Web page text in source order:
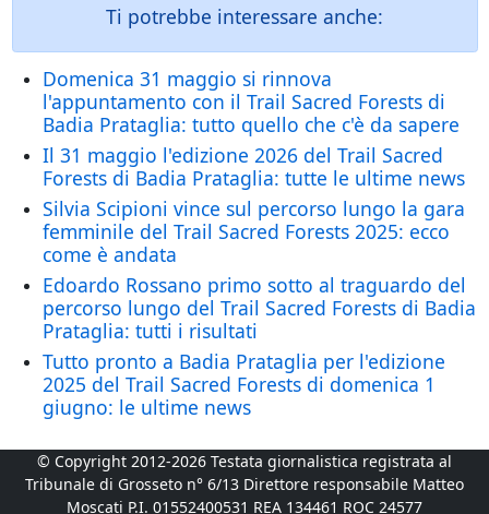
Ti potrebbe interessare anche:
Domenica 31 maggio si rinnova
l'appuntamento con il Trail Sacred Forests di
Badia Prataglia: tutto quello che c'è da sapere
Il 31 maggio l'edizione 2026 del Trail Sacred
Forests di Badia Prataglia: tutte le ultime news
Silvia Scipioni vince sul percorso lungo la gara
femminile del Trail Sacred Forests 2025: ecco
come è andata
Edoardo Rossano primo sotto al traguardo del
percorso lungo del Trail Sacred Forests di Badia
Prataglia: tutti i risultati
Tutto pronto a Badia Prataglia per l'edizione
2025 del Trail Sacred Forests di domenica 1
giugno: le ultime news
© Copyright 2012-2026 Testata giornalistica registrata al
Tribunale di Grosseto n° 6/13 Direttore responsabile Matteo
Moscati P.I. 01552400531 REA 134461 ROC 24577